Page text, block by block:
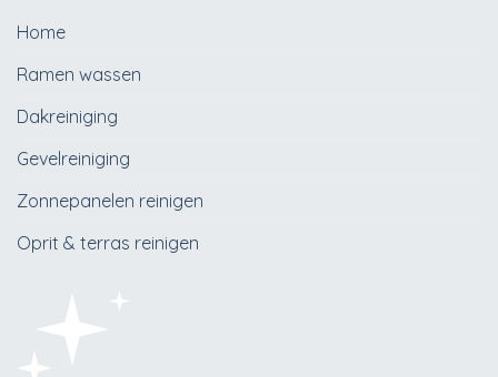
Home
Ramen wassen
Dakreiniging
Gevelreiniging
Zonnepanelen reinigen
Oprit & terras reinigen